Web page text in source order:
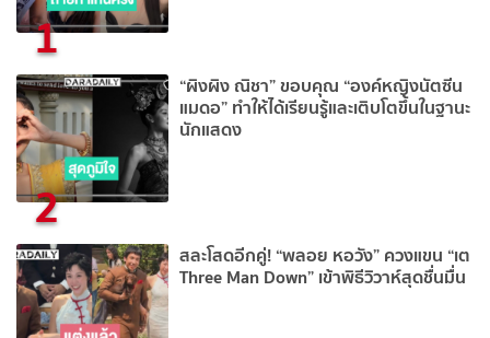
1
2
“ผิงผิง ณิชา” ขอบคุณ “องค์หญิงนัตซีน
แมดอ” ทำให้ได้เรียนรู้และเติบโตขึ้นในฐานะ
นักแสดง
สละโสดอีกคู่! “พลอย หอวัง” ควงแขน “เต
Three Man Down” เข้าพิธีวิวาห์สุดชื่นมื่น